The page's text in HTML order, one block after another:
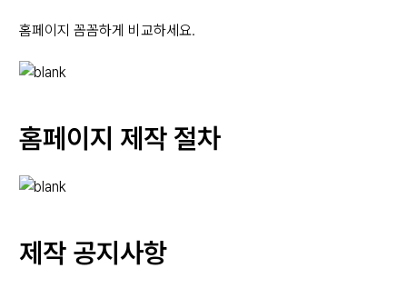
홈페이지 꼼꼼하게 비교하세요.
홈페이지 제작 절차
제작 공지사항